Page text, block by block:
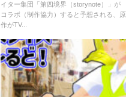
イター集団「第四境界（storynote）」が
コラボ（制作協力）すると予想される、原
作がTV...